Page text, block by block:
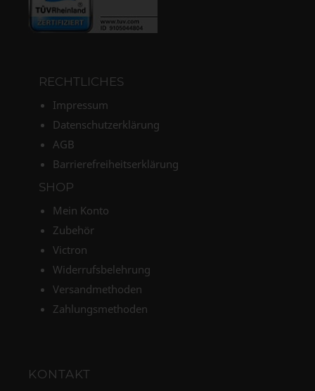
RECHTLICHES
Impressum
Datenschutzerklärung
AGB
Barrierefreiheitserklärung
SHOP
Mein Konto
Zubehör
Victron
Widerrufsbelehrung
Versandmethoden
Zahlungsmethoden
KONTAKT